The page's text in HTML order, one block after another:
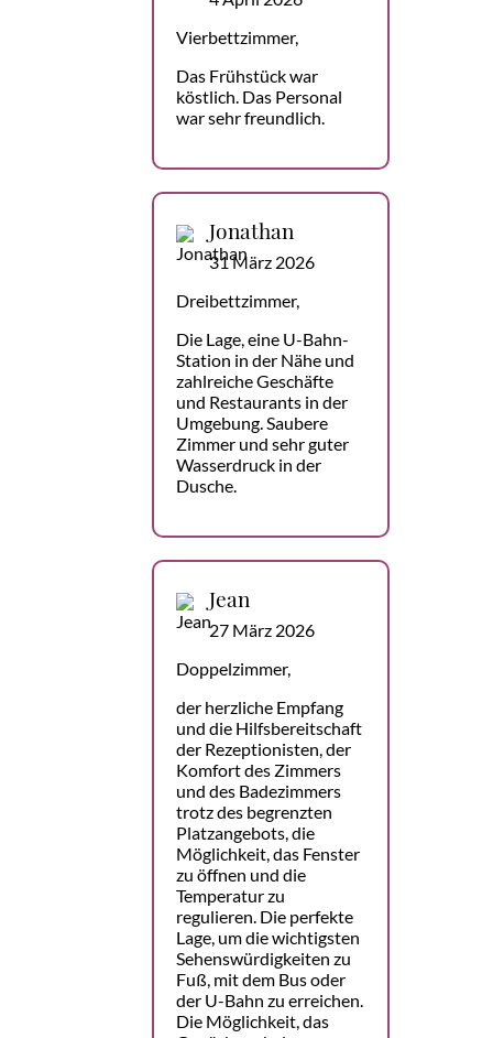
Vierbettzimmer,
Das Frühstück war
köstlich. Das Personal
war sehr freundlich.
Jonathan
31 März 2026
Dreibettzimmer,
Die Lage, eine U-Bahn-
Station in der Nähe und
zahlreiche Geschäfte
und Restaurants in der
Umgebung. Saubere
Zimmer und sehr guter
Wasserdruck in der
Dusche.
Jean
27 März 2026
Doppelzimmer,
der herzliche Empfang
und die Hilfsbereitschaft
der Rezeptionisten, der
Komfort des Zimmers
und des Badezimmers
trotz des begrenzten
Platzangebots, die
Möglichkeit, das Fenster
zu öffnen und die
Temperatur zu
regulieren. Die perfekte
Lage, um die wichtigsten
Sehenswürdigkeiten zu
Fuß, mit dem Bus oder
der U-Bahn zu erreichen.
Die Möglichkeit, das